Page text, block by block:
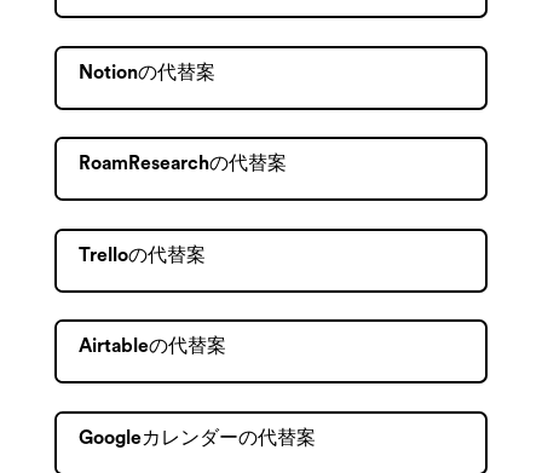
Notionの代替案
RoamResearchの代替案
Trelloの代替案
Airtableの代替案
Googleカレンダーの代替案